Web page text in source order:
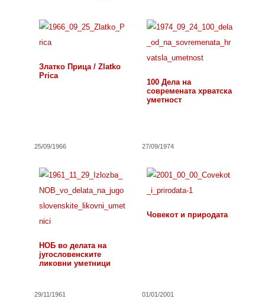
Златко Прица / Zlatko
Prica
25/09/1966
100 Дела на
современата хрватска
уметност
27/09/1974
НОБ во делата на
југословенските
ликовни уметници
29/11/1961
Човекот и природата
01/01/2001